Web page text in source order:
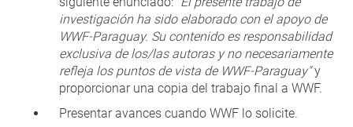
investigación ha sido elaborado con el apoyo de
WWF-Paraguay. Su contenido es responsabilidad
exclusiva de los/las autoras y no necesariamente
refleja los puntos de vista de WWF-Paraguay"y
proporcionar una copia del trabajo final a WWF.
Presentar avances cuando WWF lo solicite.